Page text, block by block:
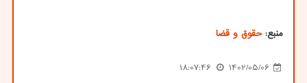
منبع:حقوق و قضا
1402/05/06
18:07:46